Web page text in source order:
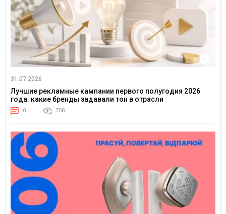
31.07.2026
Лучшие рекламные кампании первого полугодия 2026
года: какие бренды задавали тон в отрасли
0 708